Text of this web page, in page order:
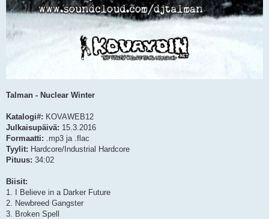
Talman - Nuclear Winter
Katalogi#: KOVAWEB12
Julkaisupäivä: 15.3.2016
Formaatti: .mp3 ja .flac
Tyylit: Hardcore/Industrial Hardcore
Pituus: 34:02
Biisit:
1. I Believe in a Darker Future
2. Newbreed Gangster
3. Broken Spell